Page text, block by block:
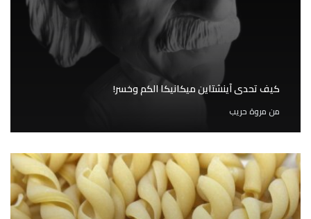
كيف تحدى آينشتاين ميكانيكا الكم وخسر!
من مروة حريب